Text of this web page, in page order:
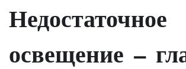
Недостаточное
освещение —